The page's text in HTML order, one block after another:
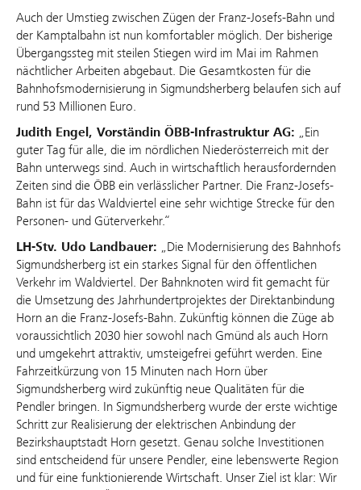
Auch der Umstieg zwischen Zügen der Franz-Josefs-Bahn und
der Kamptalbahn ist nun komfortabler möglich. Der bisherige
Übergangssteg mit steilen Stiegen wird im Mai im Rahmen
nächtlicher Arbeiten abgebaut. Die Gesamtkosten für die
Bahnhofsmodernisierung in Sigmundsherberg belaufen sich auf
rund 53 Millionen Euro.
Judith Engel, Vorständin ÖBB-Infrastruktur AG: „Ein
guter Tag für alle, die im nördlichen Niederösterreich mit der
Bahn unterwegs sind. Auch in wirtschaftlich herausfordernden
Zeiten sind die ÖBB ein verlässlicher Partner. Die Franz-Josefs-
Bahn ist für das Waldviertel eine sehr wichtige Strecke für den
Personen- und Güterverkehr.“
LH-Stv. Udo Landbauer: „Die Modernisierung des Bahnhofs
Sigmundsherberg ist ein starkes Signal für den öffentlichen
Verkehr im Waldviertel. Der Bahnknoten wird fit gemacht für
die Umsetzung des Jahrhundertprojektes der Direktanbindung
Horn an die Franz-Josefs-Bahn. Zukünftig können die Züge ab
voraussichtlich 2030 hier sowohl nach Gmünd als auch Horn
und umgekehrt attraktiv, umsteigefrei geführt werden. Eine
Fahrzeitkürzung von 15 Minuten nach Horn über
Sigmundsherberg wird zukünftig neue Qualitäten für die
Pendler bringen. In Sigmundsherberg wurde der erste wichtige
Schritt zur Realisierung der elektrischen Anbindung der
Bezirkshauptstadt Horn gesetzt. Genau solche Investitionen
sind entscheidend für unsere Pendler, eine lebenswerte Region
und für eine funktionierende Wirtschaft. Unser Ziel ist klar: Wir